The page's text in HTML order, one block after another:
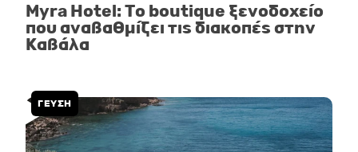
Myra Hotel: Το boutique ξενοδοχείο
που αναβαθμίζει τις διακοπές στην
Καβάλα
ΓΕΥΣΗ